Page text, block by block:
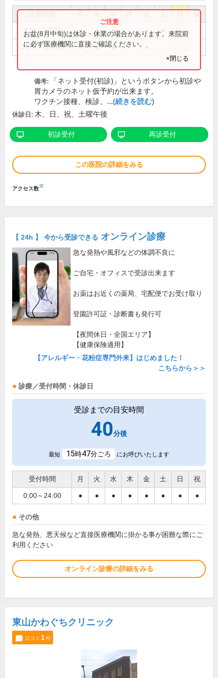
祝
9:00～13:00 ● ● ● ●
16:30～19:00 ● ● ●
お盆(8月中旬)は休診・休業の場合があります。来院前
に必ず医療機関に直接ご確認ください。
×閉じる
備考:
「ネット受付(初診)」というボタンから初診や
胃カメラのネット仮予約が出来ます。
ワクチン接種、検診、...(続きを読む)
休診日: 木、日、祝、土曜午後
初診受付 再診受付
この医院の詳細をみる
アクセス数※
【 24h 】 今から受診できる オンライン診療
急な発熱や風邪などの体調不良に
ご自宅・オフィスで受診出来ます
お薬はお近くの薬局、宅配便でお受け取り
登園許可証・診断書も発行可
【夜間休日・全国エリア】
【健康保険適用】
【アレルギー・花粉症専門外来】はじめました！
こちらから＞＞
診療／受付時間・休診日
受診までの目安時間
40分後
最短 15時47分ごろ にお呼びいたします
受付時間 月 火 水 木 金 土 日 祝
0:00～24:00 ● ● ● ● ● ● ● ●
その他
急な発熱、悪天候など直接医療機関に掛かる事が困難な際にご
利用ください
オンライン診療の詳細をみる
東山かわぐちクリニック
口コミ 1件